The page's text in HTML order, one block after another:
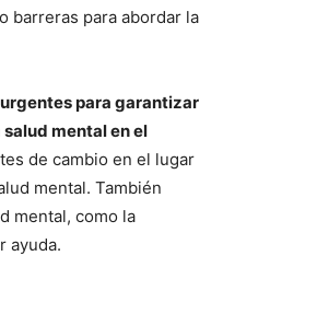
barreras para abordar la
para garantizar
mental en el
de cambio en el lugar
mental. También
mental, como la
ayuda.